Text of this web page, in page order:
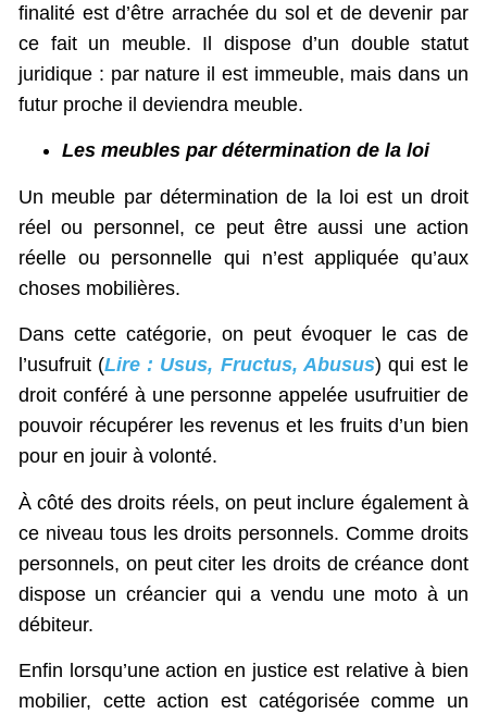
finalité est d’être arrachée du sol et de devenir par
ce fait un meuble. Il dispose d’un double statut
juridique : par nature il est immeuble, mais dans un
futur proche il deviendra meuble.
Les meubles par détermination de la loi
Un meuble par détermination de la loi est un droit
réel ou personnel, ce peut être aussi une action
réelle ou personnelle qui n’est appliquée qu’aux
choses mobilières.
Dans cette catégorie, on peut évoquer le cas de
l’usufruit (Lire : Usus, Fructus, Abusus) qui est le
droit conféré à une personne appelée usufruitier de
pouvoir récupérer les revenus et les fruits d’un bien
pour en jouir à volonté.
À côté des droits réels, on peut inclure également à
ce niveau tous les droits personnels. Comme droits
personnels, on peut citer les droits de créance dont
dispose un créancier qui a vendu une moto à un
débiteur.
Enfin lorsqu’une action en justice est relative à bien
mobilier, cette action est catégorisée comme un